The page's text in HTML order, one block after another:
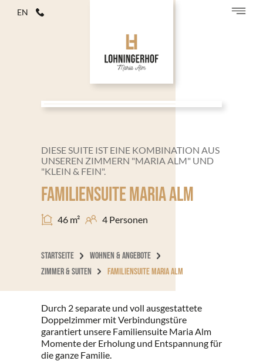
EN
DIESE SUITE IST EINE KOMBINATION AUS
UNSEREN ZIMMERN "MARIA ALM" UND
"KLEIN & FEIN".
FAMILIENSUITEMARIA ALM
46 m² 4 Personen
Durch 2 separate und voll ausgestattete
Doppelzimmer mit Verbindungstüre
garantiert unsere Familiensuite Maria Alm
Momente der Erholung und Entspannung für
die ganze Familie.
STARTSEITE
WOHNEN & ANGEBOTE
ZIMMER & SUITEN
FAMILIENSUITE MARIA ALM